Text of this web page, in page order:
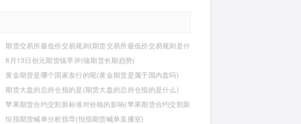
期货交易所最低价交易规则(期货交易所最低价交易规则是什
8月13日创元期货镍早评(镍期货长期趋势)
黄金期货是哪个国家发行的呢(黄金期货是属于国内盘吗)
期货大盘的总持仓指的是(期货大盘的总持仓指的是什么)
苹果期货合约交割新标准对价格的影响(苹果期货合约交割新
标准对价格的影响有哪些)
恒指期货喊单分析指导(恒指期货喊单直播室)